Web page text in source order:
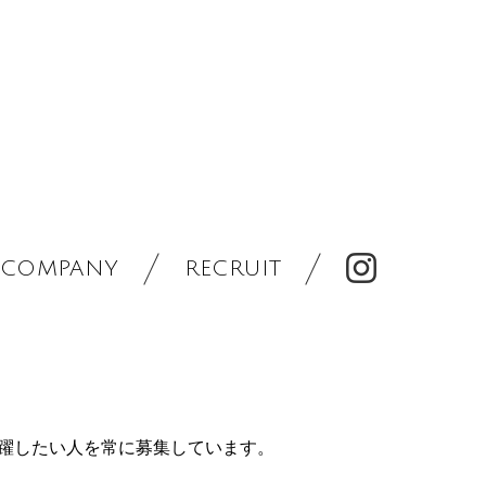
COMPANY RECRUIT
たい人を常に募集しています。